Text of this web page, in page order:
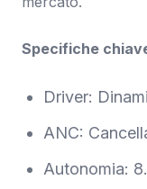
Specifiche
Driver:
ANC:
Autonomia: